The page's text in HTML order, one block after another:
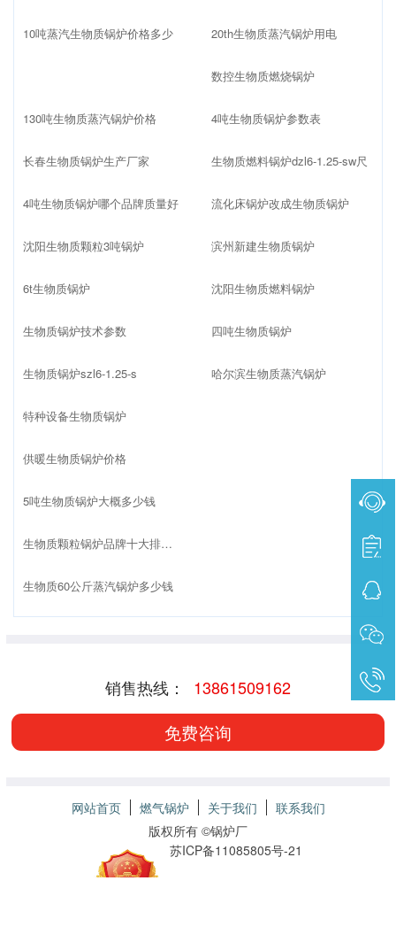
10吨蒸汽生物质锅炉价格多少 20th生物质蒸汽锅炉用电
数控生物质燃烧锅炉
130吨生物质蒸汽锅炉价格
长春生物质锅炉生产厂家
4吨生物质锅炉哪个品牌质量好
沈阳生物质颗粒3吨锅炉
6t生物质锅炉
生物质锅炉技术参数
4吨生物质锅炉参数表
生物质燃料锅炉dzl6-1.25-sw尺
流化床锅炉改成生物质锅炉
滨州新建生物质锅炉
沈阳生物质燃料锅炉
四吨生物质锅炉
生物质锅炉szl6-1.25-s
特种设备生物质锅炉
供暖生物质锅炉价格
5吨生物质锅炉大概多少钱
生物质颗粒锅炉品牌十大排名榜
生物质60公斤蒸汽锅炉多少钱
哈尔滨生物质蒸汽锅炉
销售热线： 13861509162
免费咨询
网站首页 燃气锅炉 关于我们
联系我们
版权所有 ©锅炉厂
苏ICP备11085805号-21